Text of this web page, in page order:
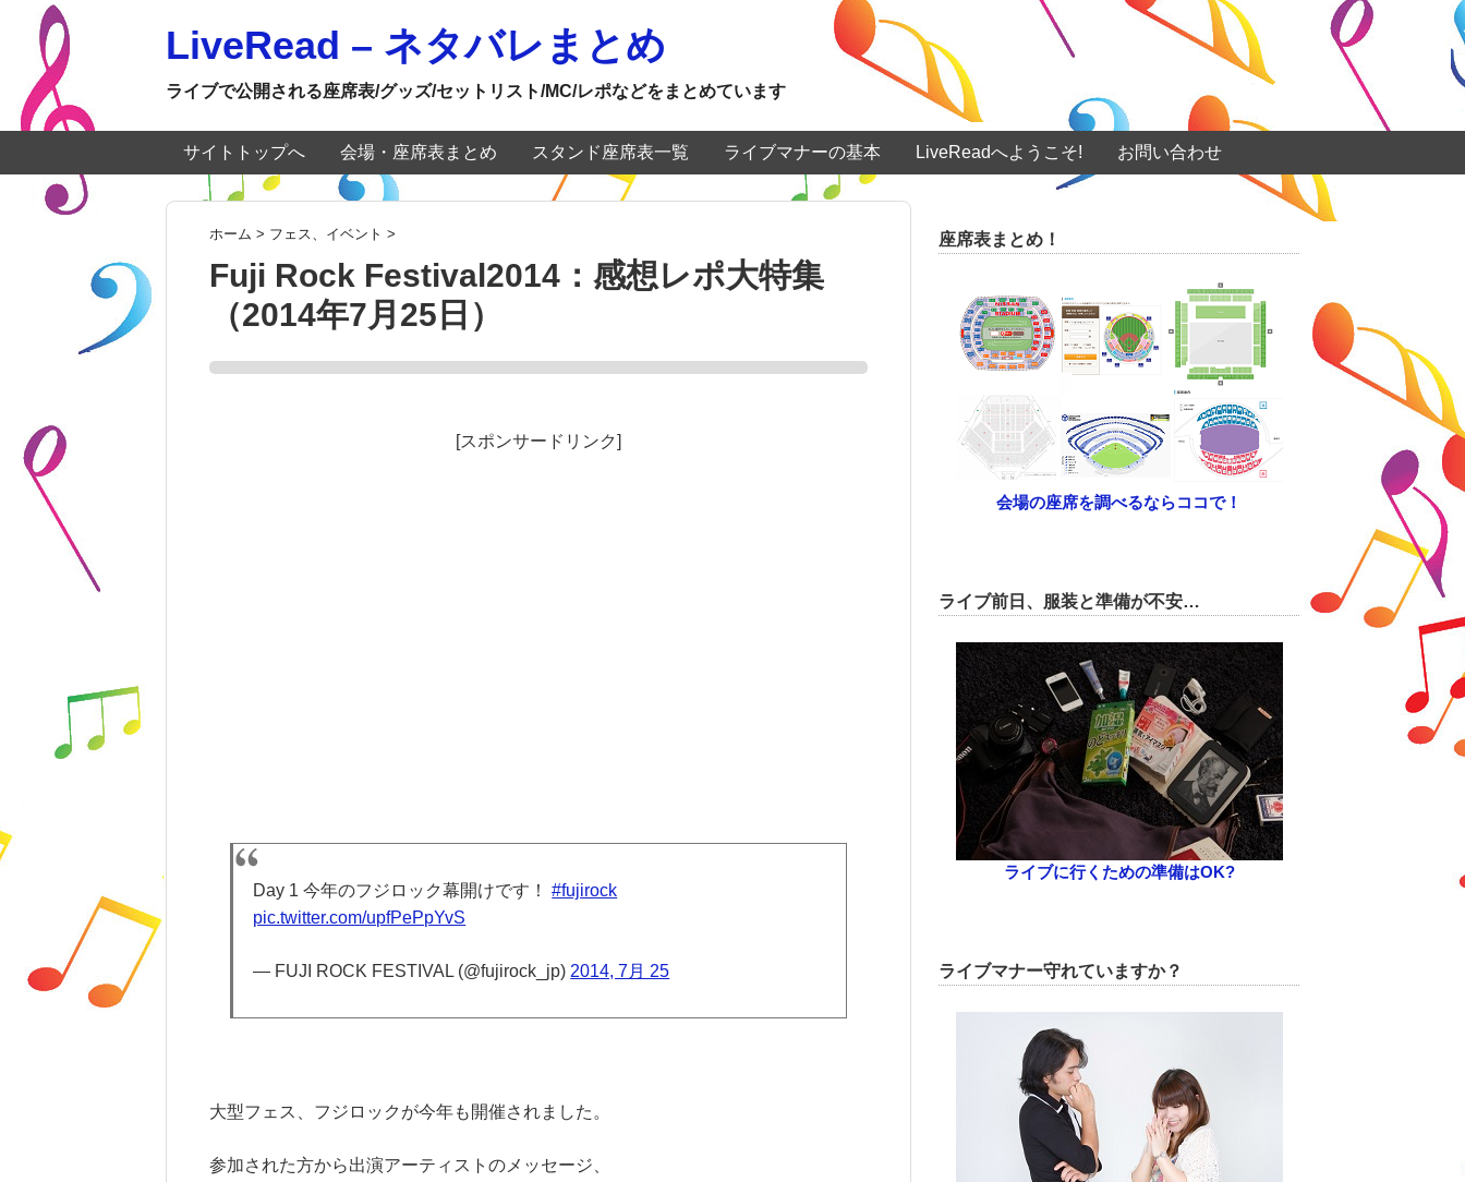
LiveRead – ネタバレまとめ
ライブで公開される座席表/グッズ/セットリスト/MC/レポなどをまとめています
サイトトップへ 会場・座席表まとめ スタンド座席表一覧 ライブマナーの基本 LiveReadへようこそ! お問い合わせ
ホーム > フェス、イベント >
Fuji Rock Festival2014：感想レポ大特集
（2014年7月25日）
[スポンサードリンク]
Day 1 今年のフジロック幕開けです！#fujirock
pic.twitter.com/upfPePpYvS
— FUJI ROCK FESTIVAL (@fujirock_jp) 2014, 7月 25
大型フェス、フジロックが今年も開催されました。
参加された方から出演アーティストのメッセージ、
座席表まとめ！
会場の座席を調べるならココで！
ライブ前日、服装と準備が不安…
ライブに行くための準備はOK?
ライブマナー守れていますか？